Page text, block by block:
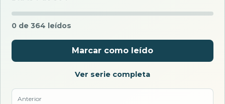
0 de 364 leídos
Marcar como leído
Ver serie completa
Anterior